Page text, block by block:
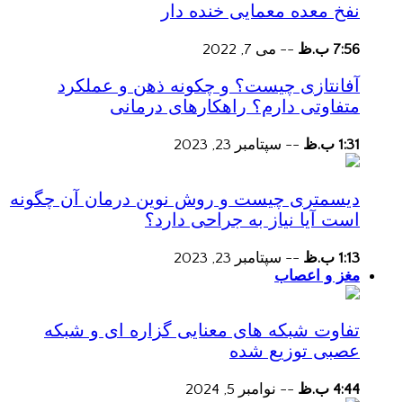
نفخ معده معمایی خنده دار
7:56 ب.ظ -- می 7, 2022
آفانتازی چیست؟ و چکونه ذهن و عملکرد
متفاوتی دارم؟ راهکارهای درمانی
1:31 ب.ظ -- سپتامبر 23, 2023
دیسمتری چیست و روش نوین درمان آن چگونه
است آیا نیاز به جراحی دارد؟
1:13 ب.ظ -- سپتامبر 23, 2023
مغز و اعصاب
تفاوت شبکه های معنایی گزاره ای و شبکه
عصبی توزیع شده
4:44 ب.ظ -- نوامبر 5, 2024